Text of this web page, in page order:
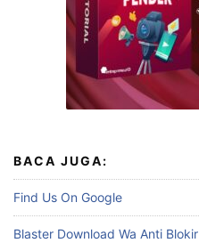
BACA JUGA:
Find Us On Google
Blaster Download Wa Anti Blokir